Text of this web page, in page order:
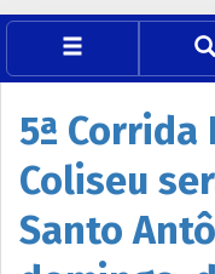
5ª Corrida
Coliseu
Santo